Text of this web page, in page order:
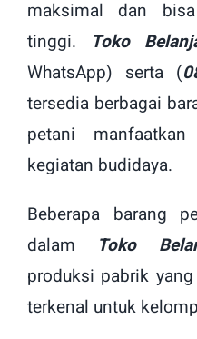
maksimal dan
tinggi.
Toko
WhatsApp) serta (
tersedia berbagai
petani
kegiatan budidaya.
Beberapa barang
dalam Toko
produksi pabrik
terkenal untuk